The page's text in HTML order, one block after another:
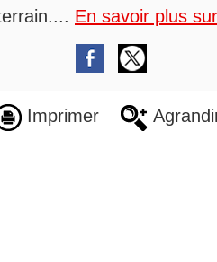
En savoir plus
Imprimer